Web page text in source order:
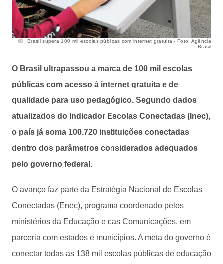
Brasil supera 100 mil escolas públicas com internet gratuita - Foto: Agência
Brasil
O Brasil ultrapassou a marca de 100 mil escolas
públicas com acesso à internet gratuita e de
qualidade para uso pedagógico. Segundo dados
atualizados do Indicador Escolas Conectadas (Inec),
o país já soma 100.720 instituições conectadas
dentro dos parâmetros considerados adequados
pelo governo federal.
O avanço faz parte da Estratégia Nacional de Escolas
Conectadas (Enec), programa coordenado pelos
ministérios da Educação e das Comunicações, em
parceria com estados e municípios. A meta do governo é
conectar todas as 138 mil escolas públicas de educação